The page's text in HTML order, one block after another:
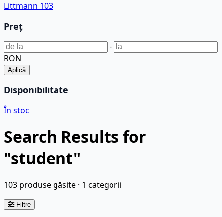
Littmann 103
Preț
-
RON
Aplică
Disponibilitate
În stoc
Search Results for
"student"
103 produse găsite · 1 categorii
Filtre